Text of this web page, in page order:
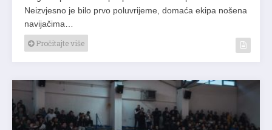
Neizvjesno je bilo prvo poluvrijeme, domaća ekipa nošena
navijačima…
Pročitajte više